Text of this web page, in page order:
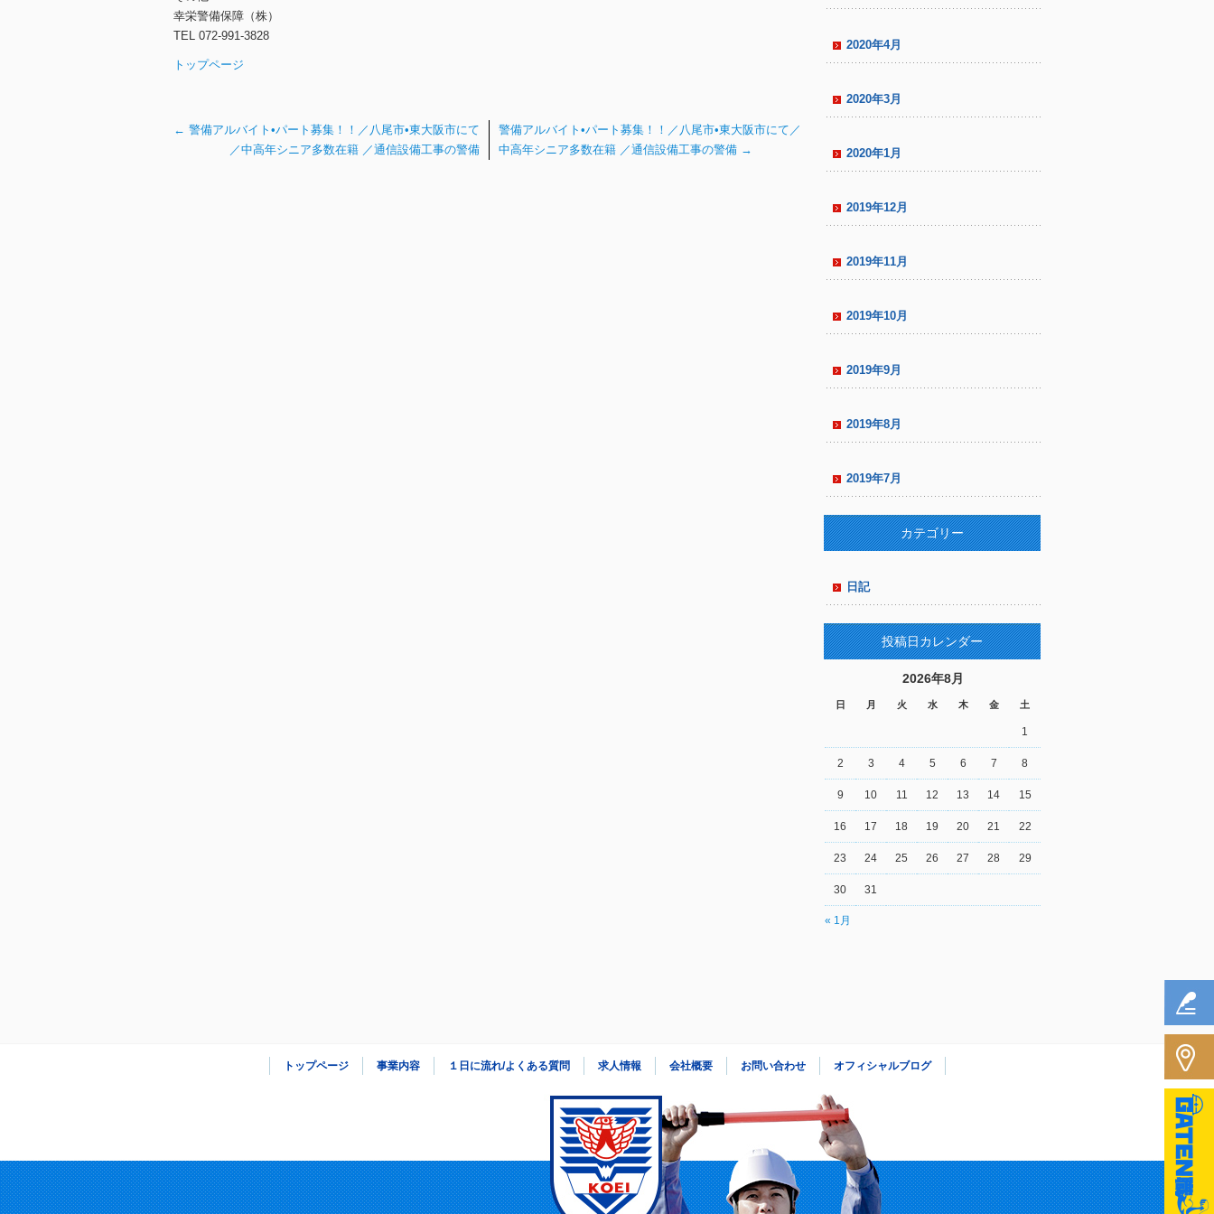
幸栄警備保障（株）
TEL 072-991-3828
トップページ
← 警備アルバイト•パート募集！！／八尾市•東大阪市にて
／中高年シニア多数在籍 ／通信設備工事の警備
警備アルバイト•パート募集！！／八尾市•東大阪市にて／
中高年シニア多数在籍 ／通信設備工事の警備 →
2020年4月
2020年3月
2020年1月
2019年12月
2019年11月
2019年10月
2019年9月
2019年8月
2019年7月
カテゴリー
日記
投稿日カレンダー
2026年8月
日 月 火 水 木 金 土
« 1月
1
2 3 4 5 6 7 8
9 10 11 12 13 14 15
16 17 18 19 20 21 22
23 24 25 26 27 28 29
30 31
トップページ 事業内容 １日に流れ/よくある質問 求人情報 会社概要 お問い合わせ オフィシャルブログ